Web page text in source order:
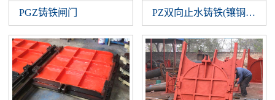
PGZ铸铁闸门 PZ双向止水铸铁(镶铜)闸门